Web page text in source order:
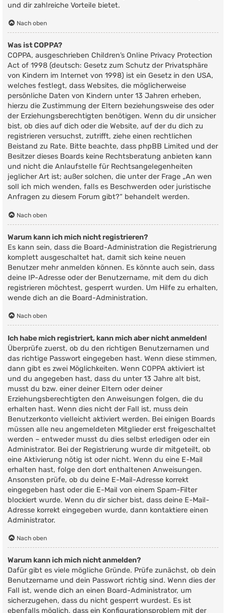
und dir zahlreiche Vorteile bietet.
Nach oben
Was ist COPPA?
COPPA, ausgeschrieben Children’s Online Privacy Protection
Act of 1998 (deutsch: Gesetz zum Schutz der Privatsphäre
von Kindern im Internet von 1998) ist ein Gesetz in den USA,
welches festlegt, dass Websites, die möglicherweise
persönliche Daten von Kindern unter 13 Jahren erheben,
hierzu die Zustimmung der Eltern beziehungsweise des oder
der Erziehungsberechtigten benötigen. Wenn du dir unsicher
bist, ob dies auf dich oder die Website, auf der du dich zu
registrieren versuchst, zutrifft, ziehe einen rechtlichen
Beistand zu Rate. Bitte beachte, dass phpBB Limited und der
Besitzer dieses Boards keine Rechtsberatung anbieten kann
und nicht die Anlaufstelle für Rechtsangelegenheiten
jeglicher Art ist; außer solchen, die unter der Frage „An wen
soll ich mich wenden, falls es Beschwerden oder juristische
Anfragen zu diesem Forum gibt?“ behandelt werden.
Nach oben
Warum kann ich mich nicht registrieren?
Es kann sein, dass die Board-Administration die Registrierung
komplett ausgeschaltet hat, damit sich keine neuen
Benutzer mehr anmelden können. Es könnte auch sein, dass
deine IP-Adresse oder der Benutzername, mit dem du dich
registrieren möchtest, gesperrt wurden. Um Hilfe zu erhalten,
wende dich an die Board-Administration.
Nach oben
Ich habe mich registriert, kann mich aber nicht anmelden!
Überprüfe zuerst, ob du den richtigen Benutzernamen und
das richtige Passwort eingegeben hast. Wenn diese stimmen,
dann gibt es zwei Möglichkeiten. Wenn COPPA aktiviert ist
und du angegeben hast, dass du unter 13 Jahre alt bist,
musst du bzw. einer deiner Eltern oder deiner
Erziehungsberechtigten den Anweisungen folgen, die du
erhalten hast. Wenn dies nicht der Fall ist, muss dein
Benutzerkonto vielleicht aktiviert werden. Bei einigen Boards
müssen alle neu angemeldeten Mitglieder erst freigeschaltet
werden – entweder musst du dies selbst erledigen oder ein
Administrator. Bei der Registrierung wurde dir mitgeteilt, ob
eine Aktivierung nötig ist oder nicht. Wenn du eine E-Mail
erhalten hast, folge den dort enthaltenen Anweisungen.
Ansonsten prüfe, ob du deine E-Mail-Adresse korrekt
eingegeben hast oder die E-Mail von einem Spam-Filter
blockiert wurde. Wenn du dir sicher bist, dass deine E-Mail-
Adresse korrekt eingegeben wurde, dann kontaktiere einen
Administrator.
Nach oben
Warum kann ich mich nicht anmelden?
Dafür gibt es viele mögliche Gründe. Prüfe zunächst, ob dein
Benutzername und dein Passwort richtig sind. Wenn dies der
Fall ist, wende dich an einen Board-Administrator, um
sicherzugehen, dass du nicht gesperrt wurdest. Es ist
ebenfalls möglich, dass ein Konfigurationsproblem mit der